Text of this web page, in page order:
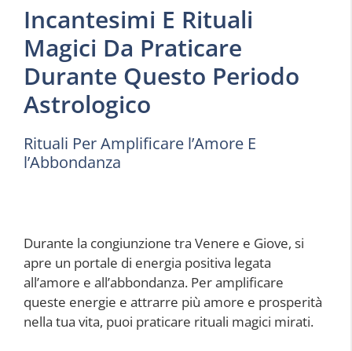
Incantesimi E Rituali
Magici Da Praticare
Durante Questo Periodo
Astrologico
Rituali Per Amplificare l’Amore E
l’Abbondanza
Durante la congiunzione tra Venere e Giove, si
apre un portale di energia positiva legata
all’amore e all’abbondanza. Per amplificare
queste energie e attrarre più amore e prosperità
nella tua vita, puoi praticare rituali magici mirati.